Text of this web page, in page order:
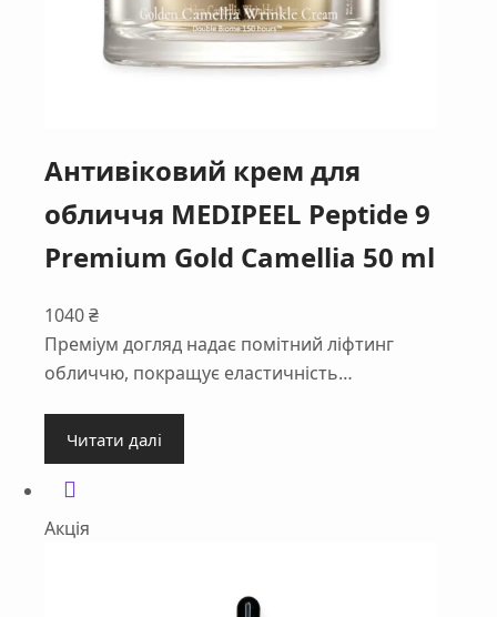
Антивіковий крем для
обличчя MEDIPEEL Peptide 9
Premium Gold Camellia 50 ml
1040₴
Преміум догляд надає помітний ліфтинг
обличчю, покращує еластичність…
Читати далі
Акція